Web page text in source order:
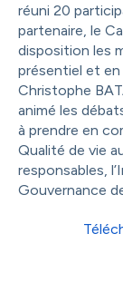
réuni 20
partenaire, le
disposition les
présentiel et
Christophe
animé les
à prendre en
Qualité de vie
responsables,
Gouvernance